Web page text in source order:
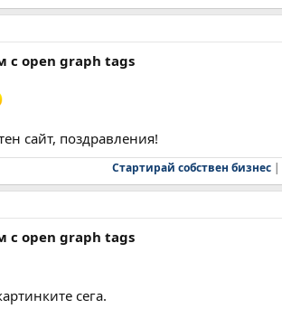
с оpen graph tags
сайт, поздравления!
Стартирай собствен бизнес|
с оpen graph tags
сега.